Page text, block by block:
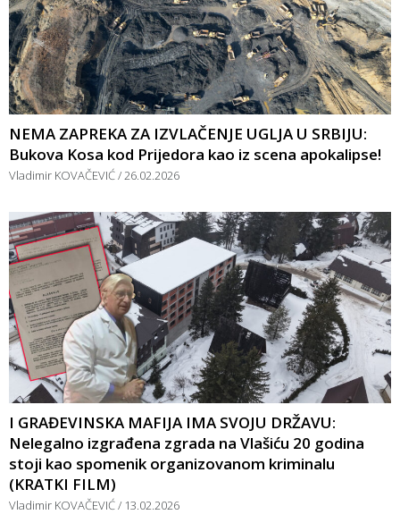
NEMA ZAPREKA ZA IZVLAČENJE UGLJA U SRBIJU:
Bukova Kosa kod Prijedora kao iz scena apokalipse!
Vladimir KOVAČEVIĆ 26.02.2026
I GRAĐEVINSKA MAFIJA IMA SVOJU DRŽAVU:
Nelegalno izgrađena zgrada na Vlašiću 20 godina
stoji kao spomenik organizovanom kriminalu
(KRATKI FILM)
Vladimir KOVAČEVIĆ 13.02.2026